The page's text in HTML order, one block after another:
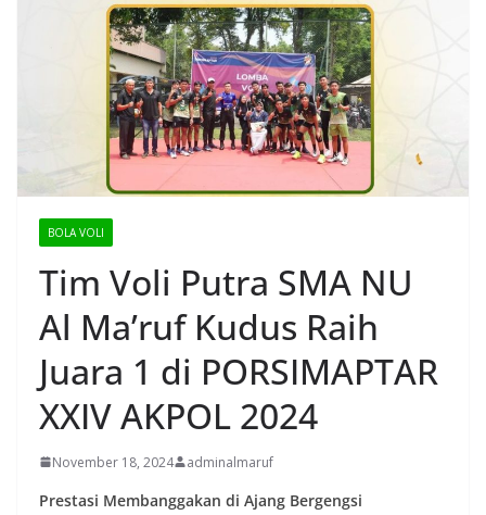
BOLA VOLI
Tim Voli Putra SMA NU
Al Ma’ruf Kudus Raih
Juara 1 di PORSIMAPTAR
XXIV AKPOL 2024
November 18, 2024 adminalmaruf
Prestasi Membanggakan di Ajang Bergengsi